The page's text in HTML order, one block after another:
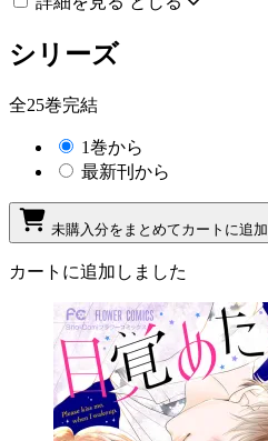
シリーズ
全25巻完結
1巻から
最新刊から
未購入分をまとめてカートに追加
カートに追加しました